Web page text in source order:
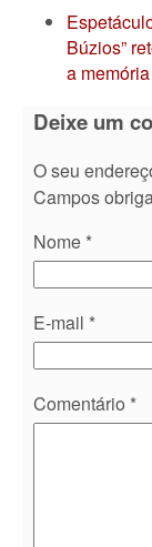
Búzios”
a
Deixe um
O seu
Campos
Nome *
E-mail *
Comentário *